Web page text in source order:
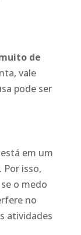
de
vale
pode ser
em um
isso,
o medo
no
atividades